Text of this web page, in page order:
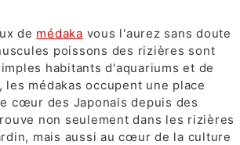
de médaka vous l'aurez sans doute
poissons des rizières sont
habitants d'aquariums et de
les médakas occupent une place
cœur des Japonais depuis des
non seulement dans les rizières
mais aussi au cœur de la culture